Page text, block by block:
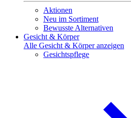
Aktionen
Neu im Sortiment
Bewusste Alternativen
Gesicht & Körper
Alle Gesicht & Körper anzeigen
Gesichtspflege